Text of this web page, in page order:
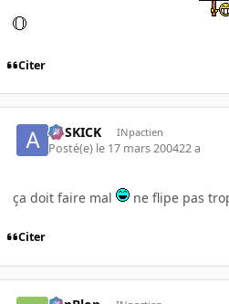
Citer
ASSKICK INpactien
Posté(e) le 17 mars 200422 a
ça doit faire mal ne flipe pas
Citer